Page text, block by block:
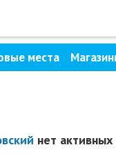
места
нет